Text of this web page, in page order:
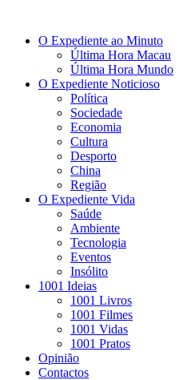
O Expediente ao Minuto
Última Hora Macau
Última Hora Mundo
O Expediente Noticioso
Política
Sociedade
Economia
Cultura
Desporto
China
Região
O Expediente Vida
Saúde
Ambiente
Tecnologia
Eventos
Insólito
1001 Ideias
1001 Livros
1001 Filmes
1001 Vidas
1001 Pratos
Opinião
Contactos